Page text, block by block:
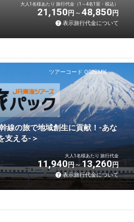
大人1名様あたり 旅行代金（1～4名1室・税込）
21,150 円 48,850 円
表示旅行代金について
ツアーコード Q02BMK
線の旅で地域創生に貢献！-あな
支える-＞
大人1名様あたり 旅行代金
11,940円 13,260円
表示旅行代金について